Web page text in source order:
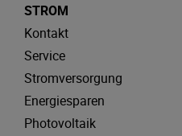
STROM
Kontakt
Service
Stromversorgung
Energiesparen
Photovoltaik